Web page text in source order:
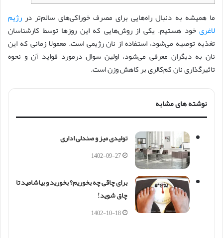
ما همیشه به دنبال راه‌هایی برای مصرف خوراکی‌های سالم‌تر در رژیم
لاغری خود هستیم. یکی از روش‌هایی که این روزها توسط کارشناسان
تغذیه توصیه می‌شود، استفاده از نان رژیمی است. معمولا زمانی که این
نان به دیگران معرفی می‌شود، اولین سوال درمورد فواید آن و نحوه
تاثیرگذاری نان کم‌کالری بر کاهش وزن است.
نوشته های مشابه
تولیدی میز و صندلی اداری
1402-09-27
برای چاقی چه بخوریم؟ بخورید و بیاشامید تا
چاق شوید!
1402-10-18